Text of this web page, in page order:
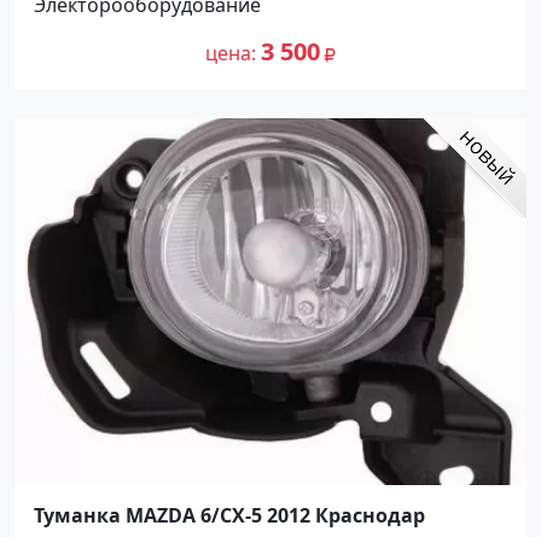
цена 3 500
Туманка MAZDA 6/CX-5 2012 Краснодар